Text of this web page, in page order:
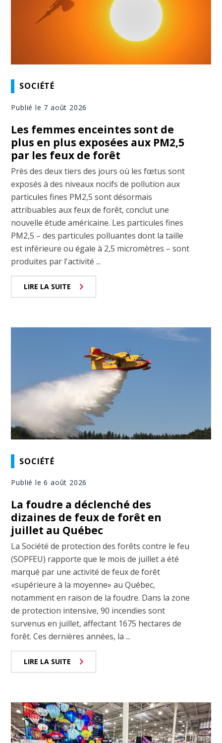
SOCIÉTÉ
Publié le 7 août 2026
Les femmes enceintes sont de
plus en plus exposées aux PM2,5
par les feux de forêt
Près des deux tiers des jours où les fœtus sont
exposés à des niveaux nocifs de pollution aux
particules fines PM2,5 sont désormais
attribuables aux feux de forêt, conclut une
nouvelle étude américaine. Les particules fines
PM2,5 – des particules polluantes dont la taille
est inférieure ou égale à 2,5 micromètres – sont
produites par l'activité ...
LIRE LA SUITE
SOCIÉTÉ
Publié le 6 août 2026
La foudre a déclenché des
dizaines de feux de forêt en
juillet au Québec
La Société de protection des forêts contre le feu
(SOPFEU) rapporte que le mois de juillet a été
marqué par une activité de feux de forêt
«supérieure à la moyenne» au Québec,
notamment en raison de la foudre. Dans la zone
de protection intensive, 90 incendies sont
survenus en juillet, affectant 1675 hectares de
forêt. Ces dernières années, la ...
LIRE LA SUITE